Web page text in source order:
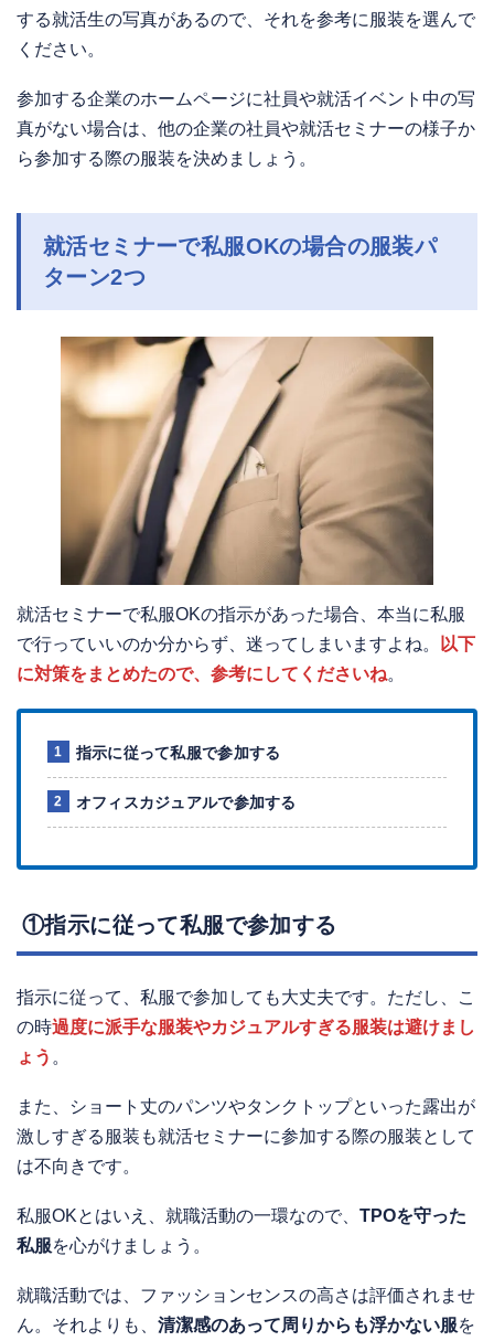
する就活生の写真があるので、それを参考に服装を選んで
ください。
参加する企業のホームページに社員や就活イベント中の写
真がない場合は、他の企業の社員や就活セミナーの様子か
ら参加する際の服装を決めましょう。
就活セミナーで私服OKの場合の服装パ
ターン2つ
就活セミナーで私服OKの指示があった場合、本当に私服
で行っていいのか分からず、迷ってしまいますよね。
以下
に対策をまとめたので、参考にしてくださいね。
指示に従って私服で参加する
オフィスカジュアルで参加する
①指示に従って私服で参加する
指示に従って、私服で参加しても大丈夫です。ただし、こ
の時過度に派手な服装やカジュアルすぎる服装は避けまし
ょう 。
また、ショート丈のパンツやタンクトップといった露出が
激しすぎる服装も就活セミナーに参加する際の服装として
は不向きです。
私服OKとはいえ、就職活動の一環なので、 TPOを守った
私服を心がけましょう。
就職活動では、ファッションセンスの高さは評価されませ
ん。それよりも、 清潔感のあって周りからも浮かない服を